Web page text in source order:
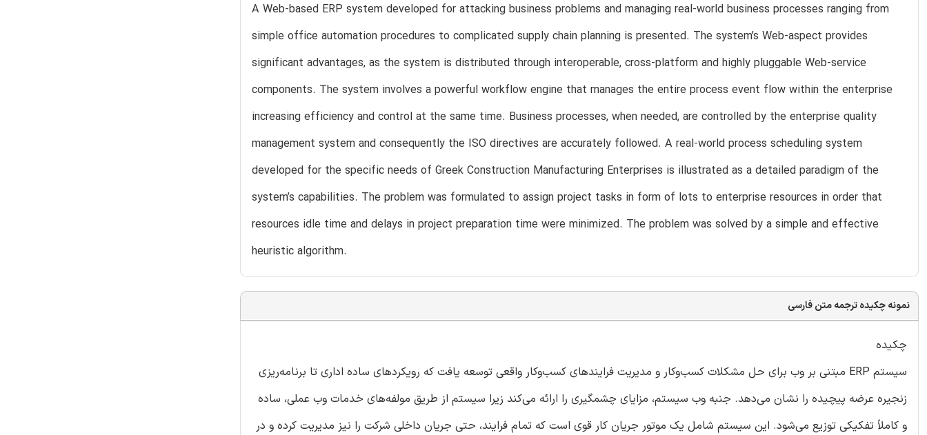
A Web-based ERP system developed for attacking business problems and managing real-world business processes ranging from
simple office automation procedures to complicated supply chain planning is presented. The system’s Web-aspect provides
significant advantages, as the system is distributed through interoperable, cross-platform and highly pluggable Web-service
components. The system involves a powerful workflow engine that manages the entire process event flow within the enterprise
increasing efficiency and control at the same time. Business processes, when needed, are controlled by the enterprise quality
management system and consequently the ISO directives are accurately followed. A real-world process scheduling system
developed for the specific needs of Greek Construction Manufacturing Enterprises is illustrated as a detailed paradigm of the
system’s capabilities. The problem was formulated to assign project tasks in form of lots to enterprise resources in order that
resources idle time and delays in project preparation time were minimized. The problem was solved by a simple and effective
heuristic algorithm.
نمونه چکیده ترجمه متن فارسی
چکیده
سیستم ERP مبتنی بر وب برای حل مشکلات کسب‌وکار و مدیریت فرایندهای کسب‌وکار واقعی توسعه یافت که رویکردهای ساده اداری تا برنامه‌ریزی
زنجیره عرضه پیچیده را نشان می‌دهد. جنبه وب سیستم، مزایای چشمگیری را ارائه می‌کند زیرا سیستم از طریق مولفه‌های خدمات وب عملی، ساده
و کاملاً تفکیکی توزیع می‌شود. این سیستم شامل یک موتور جریان کار قوی است که تمام فرایند، حتی جریان داخلی شرکت را نیز مدیریت کرده و در